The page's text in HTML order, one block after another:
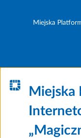
Miejska
Miejska